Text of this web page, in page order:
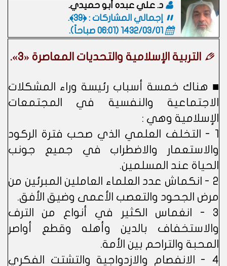
د. علي عبده أبو حميدي.
إجمالي المشاركات : ﴿39﴾.
1432/03/01 (06:01 صباحاً)
.
التربية الإسلامية والتحديات المعاصرة «3».
■ هناك خمسة أسباب رئيسة وراء المشكلات
الاجتماعية والنفسية في المجتمعات
الإسلامية وهي :
1 - التخلف العلمي الذي صحب فترة الركود
والاستعمار والاضطراب في جميع جونب
الحياة عند المسلمين.
2 - انكماش عدد العلماء العاملين المبرئين من
مرض الجحود والتعصب الأعمى وضيق الأفق.
3 - انغماس الكثير في أنواع من الترف
والاستخفاف بالدين وأهله وقطع أواصر
المحبة والتراحم بين الأمة.
4 - الانفصام والازدواجية والتشتت الفكري